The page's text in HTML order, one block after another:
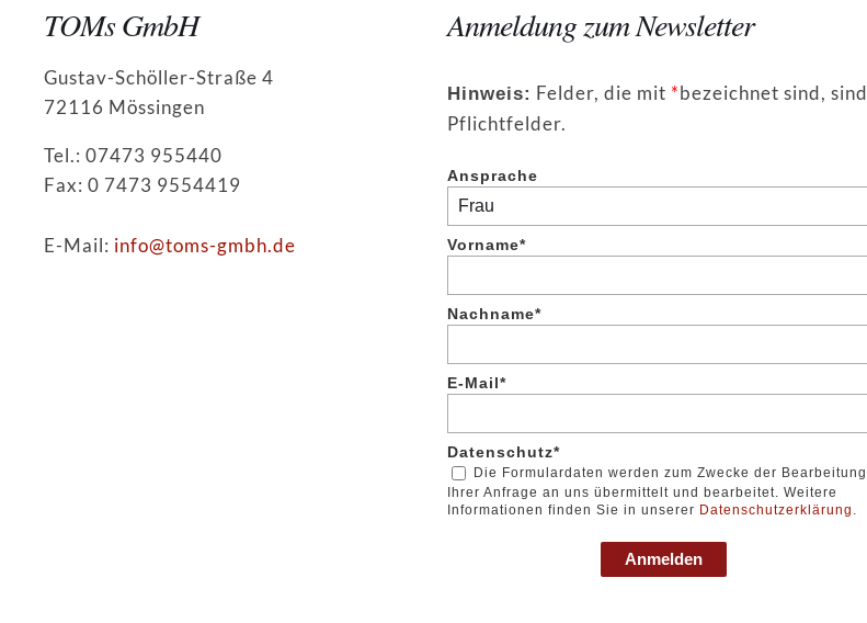
TOMs GmbH
Gustav-Schöller-Straße 4
72116 Mössingen
Tel.: 07473 955440
Fax: 0 7473 9554419
E-Mail: info@toms-gmbh.de
Anmeldung zum Newsletter
Hinweis: Felder, die mit *bezeichnet sind, sind
Pflichtfelder.
Ansprache
Vorname*
Nachname*
E-Mail*
Datenschutz*
Die Formulardaten werden zum Zwecke der Bearbeitung
Ihrer Anfrage an uns übermittelt und bearbeitet. Weitere
Informationen finden Sie in unserer Datenschutzerklärung .
Anmelden